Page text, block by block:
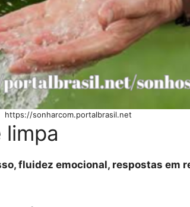
https://sonharcom.portalbrasil.net
fluidez emocional, respostas em